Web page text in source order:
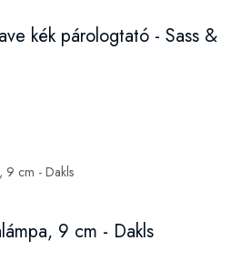
kék párologtató - Sass &
9 cm - Dakls